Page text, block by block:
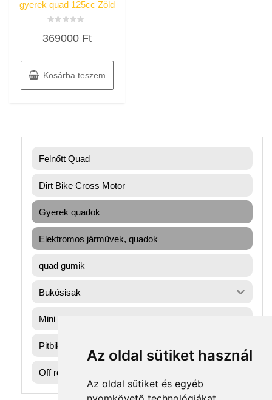
Az oldal sütiket használ
Az oldal sütiket és egyéb
gyerek quad 125cc Zöld
0
369000 Ft
Kosárba teszem
Felnőtt Quad
Dirt Bike Cross Motor
Gyerek quadok
Elektromos járművek, quadok
quad gumik
Bukósisak
Mini gyerek quad
Pitbike dirtbike gumik
Off road motorok